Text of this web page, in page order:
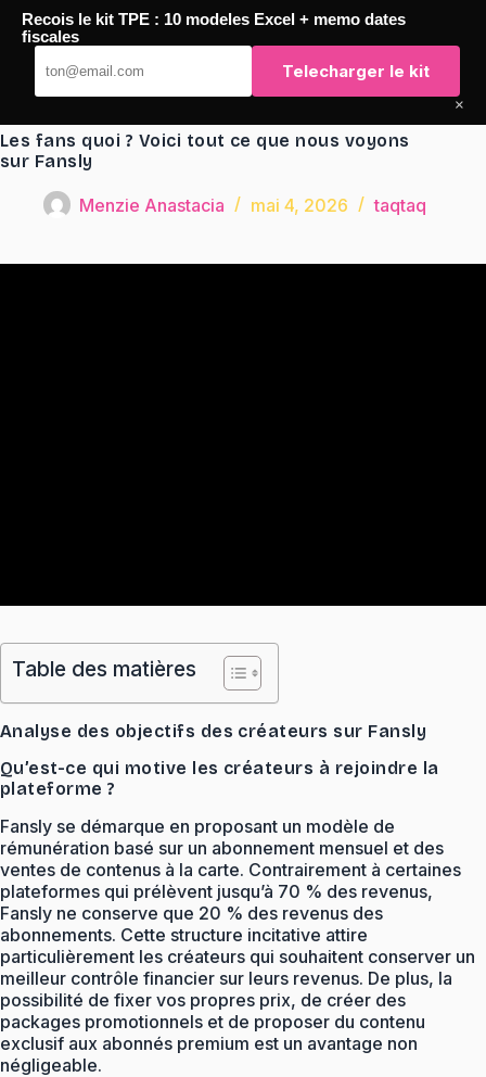
Passer
contenu
TaqTaq
Les fans quoi ? Voici tout ce que nous voyons
sur Fansly
Menzie Anastacia mai 4, 2026 taqtaq
Table des matières
Analyse des objectifs des créateurs sur Fansly
Qu’est-ce qui motive les créateurs à rejoindre la
plateforme ?
Fansly se démarque en proposant un modèle de
rémunération basé sur un abonnement mensuel et des
ventes de contenus à la carte. Contrairement à certaines
plateformes qui prélèvent jusqu’à 70 % des revenus,
Fansly ne conserve que 20 % des revenus des
abonnements. Cette structure incitative attire
particulièrement les créateurs qui souhaitent conserver un
meilleur contrôle financier sur leurs revenus. De plus, la
possibilité de fixer vos propres prix, de créer des
packages promotionnels et de proposer du contenu
exclusif aux abonnés premium est un avantage non
négligeable.
Recois le kit TPE : 10 modeles Excel + memo dates
fiscales
Telecharger le kit
×